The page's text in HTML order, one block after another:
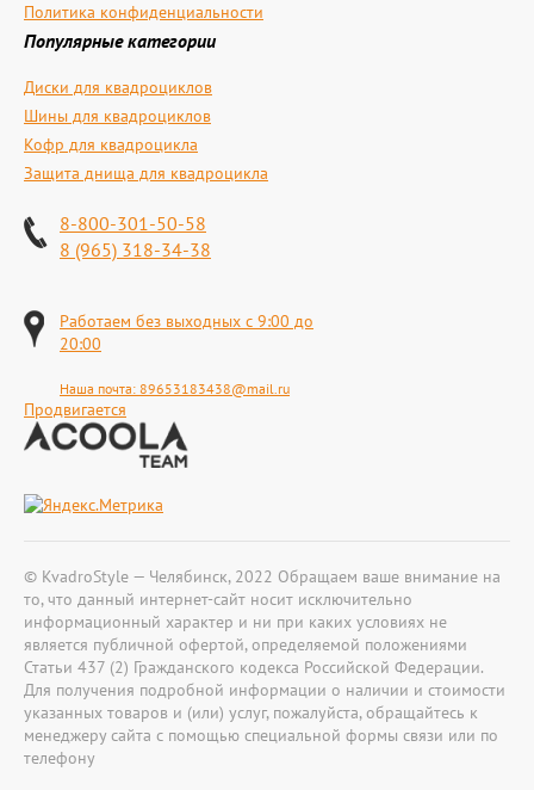
Политика конфиденциальности
Популярные категории
Диски для квадроциклов
Шины для квадроциклов
Кофр для квадроцикла
Защита днища для квадроцикла
8-800-301-50-58
8 (965) 318-34-38
Работаем без выходных с 9:00 до
20:00
Наша почта: 89653183438@mail.ru
Продвигается
© KvadroStyle — Челябинск, 2022 Обращаем ваше внимание на
то, что данный интернет-сайт носит исключительно
информационный характер и ни при каких условиях не
является публичной офертой, определяемой положениями
Статьи 437 (2) Гражданского кодекса Российской Федерации.
Для получения подробной информации о наличии и стоимости
указанных товаров и (или) услуг, пожалуйста, обращайтесь к
менеджеру сайта с помощью специальной формы связи или по
телефону